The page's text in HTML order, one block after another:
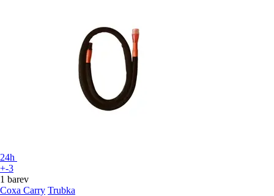
24h
+-3
1 barev
Coxa Carry Trubka